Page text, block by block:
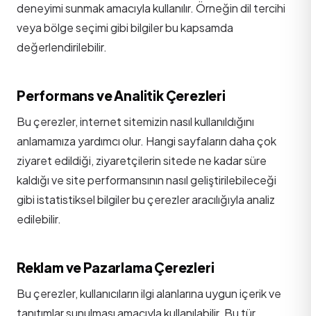
deneyimi sunmak amacıyla kullanılır. Örneğin dil tercihi
veya bölge seçimi gibi bilgiler bu kapsamda
değerlendirilebilir.
Performans ve Analitik Çerezleri
Bu çerezler, internet sitemizin nasıl kullanıldığını
anlamamıza yardımcı olur. Hangi sayfaların daha çok
ziyaret edildiği, ziyaretçilerin sitede ne kadar süre
kaldığı ve site performansının nasıl geliştirilebileceği
gibi istatistiksel bilgiler bu çerezler aracılığıyla analiz
edilebilir.
Reklam ve Pazarlama Çerezleri
Bu çerezler, kullanıcıların ilgi alanlarına uygun içerik ve
tanıtımlar sunulması amacıyla kullanılabilir. Bu tür